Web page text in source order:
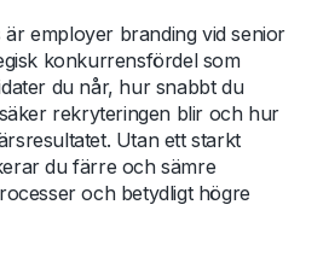
är employer branding vid senior
konkurrensfördel som
du når, hur snabbt du
rekryteringen blir och hur
Utan ett starkt
du färre och sämre
och betydligt högre